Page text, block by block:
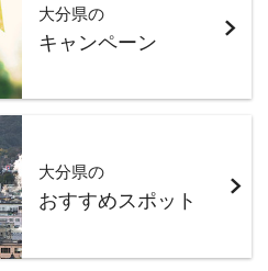
大分県の
キャンペーン
大分県の
おすすめスポット